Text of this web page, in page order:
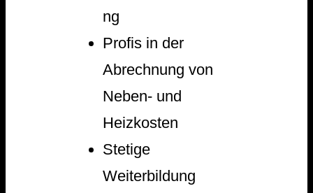
ng
Profis in der
Abrechnung von
Neben- und
Heizkosten
Stetige
Weiterbildung